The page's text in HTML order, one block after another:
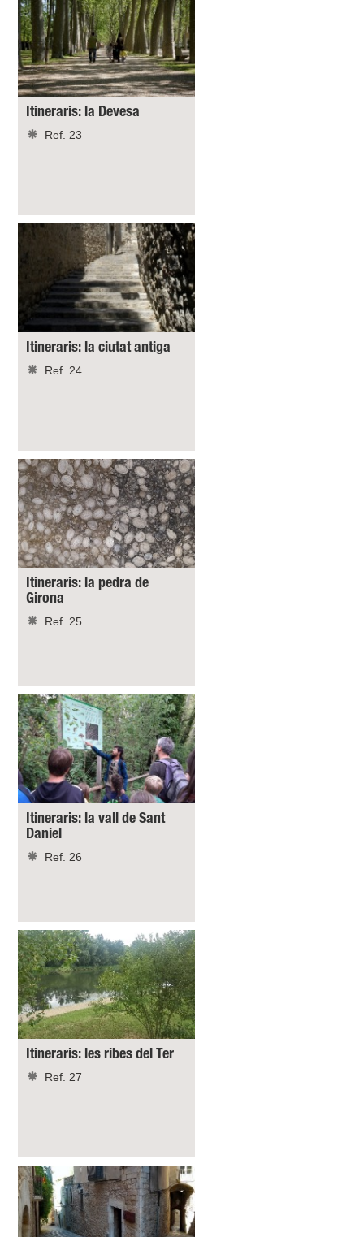
Itineraris: la Devesa
Ref. 23
Itineraris: la ciutat antiga
Ref. 24
Itineraris: la pedra de
Girona
Ref. 25
Itineraris: la vall de Sant
Daniel
Ref. 26
Itineraris: les ribes del Ter
Ref. 27